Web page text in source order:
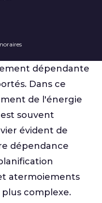
dépendante
Dans ce
de l'énergie
souvent
évident de
dépendance
atermoiements
complexe.